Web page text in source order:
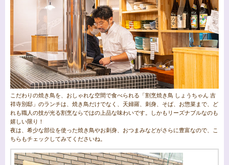
こだわりの焼き鳥を、おしゃれな空間で食べられる「割烹焼き鳥 しょうちゃん 吉
祥寺別邸」のランチは、焼き鳥だけでなく、天婦羅、刺身、そば、お惣菜まで、ど
れも職人の技が光る割烹ならではの上品な味わいです。しかもリーズナブルなのも
嬉しい限り！
夜は、希少な部位を使った焼き鳥やお刺身、おつまみなどがさらに豊富なので、こ
ちらもチェックしてみてくださいね。